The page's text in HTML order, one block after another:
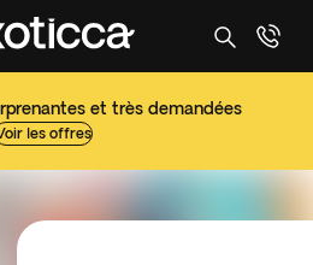
et très demandées
les offres